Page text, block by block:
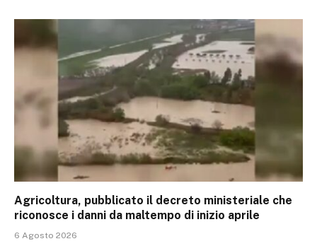
Agricoltura, pubblicato il decreto ministeriale che
riconosce i danni da maltempo di inizio aprile
6 Agosto 2026